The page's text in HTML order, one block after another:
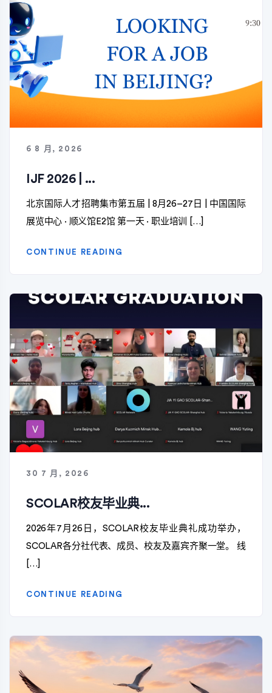
6 8 月, 2026
IJF 2026 | ...
北京国际人才招聘集市第五届 | 8月26–27日 | 中国国际
展览中心 · 顺义馆E2馆 第一天 · 职业培训 […]
CONTINUE READING
30 7 月, 2026
SCOLAR校友毕业典...
2026年7月26日，SCOLAR校友毕业典礼成功举办，
SCOLAR各分社代表、成员、校友及嘉宾齐聚一堂。 线
[…]
CONTINUE READING